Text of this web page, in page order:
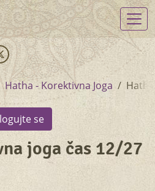
Hatha - Korektivna Joga
se
joga čas 12/27